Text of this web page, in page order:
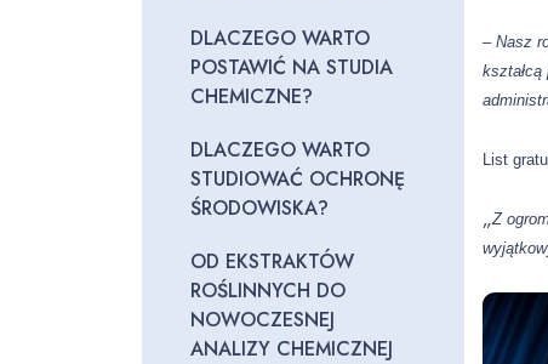
DLACZEGO WARTO
POSTAWIĆ NA STUDIA
CHEMICZNE?
DLACZEGO WARTO
STUDIOWAĆ OCHRONĘ
ŚRODOWISKA?
OD EKSTRAKTÓW
ROŚLINNYCH DO
NOWOCZESNEJ
ANALIZY CHEMICZNEJ
– Nasz
List
„Z